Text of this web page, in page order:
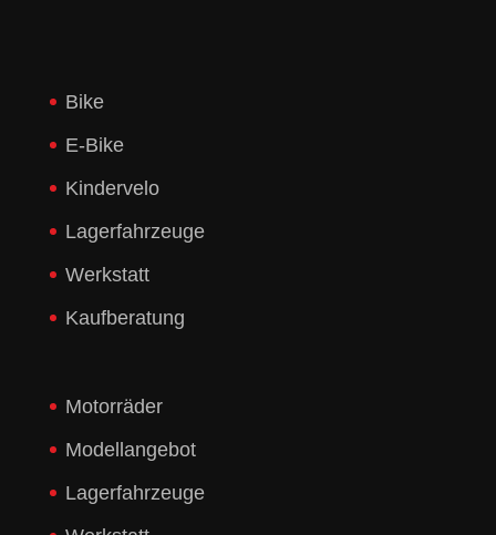
Bike
E-Bike
Kindervelo
Lagerfahrzeuge
Werkstatt
Kaufberatung
Motorräder
Modellangebot
Lagerfahrzeuge